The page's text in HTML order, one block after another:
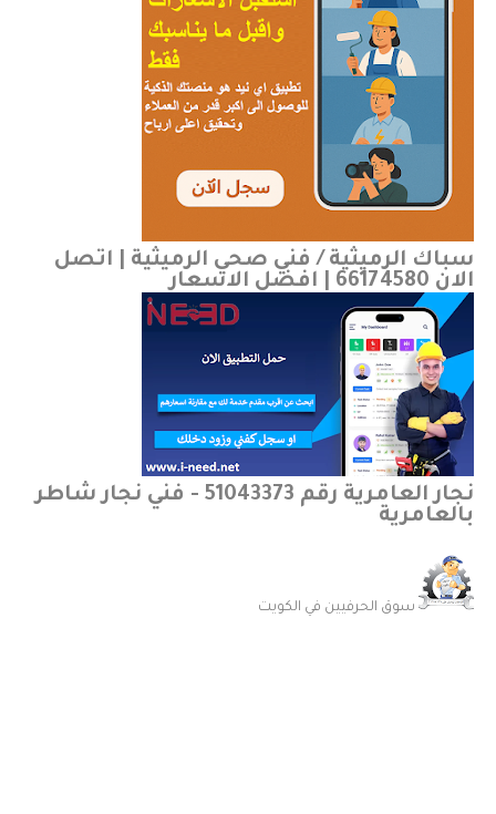
سباك الرميثية / فني صحي الرميثية | اتصل
الان 66174580 | افضل الاسعار
نجار العامرية رقم 51043373 - فني نجار شاطر
بالعامرية
سوق الحرفيين في الكويت